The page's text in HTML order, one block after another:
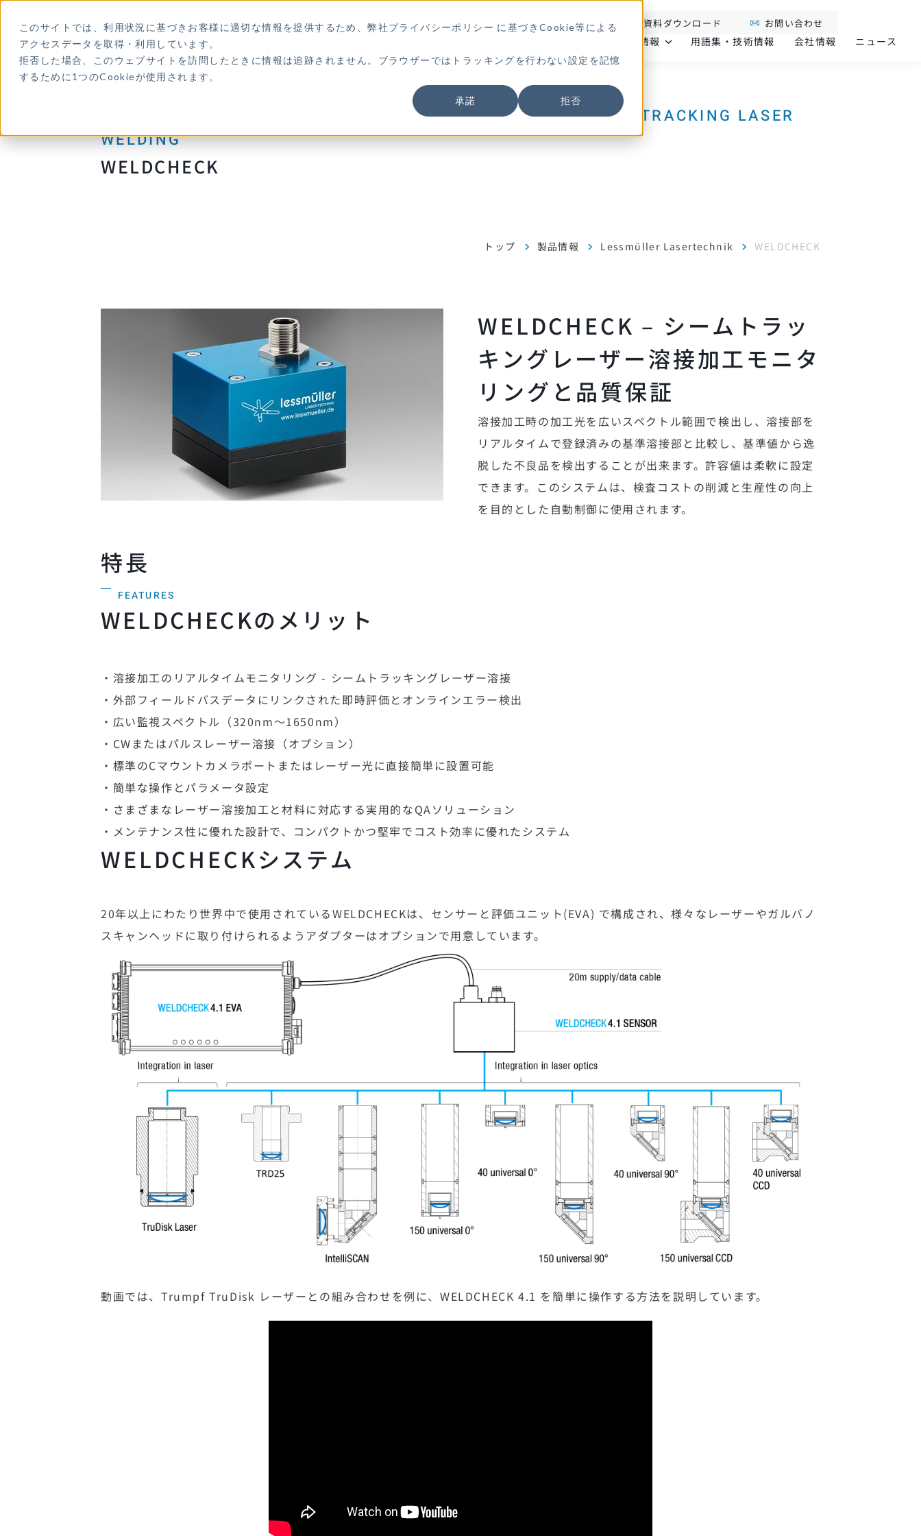
このサイトでは、利用状況に基づきお客様に適切な情報を提供するため、弊社プライバシーポリシー に基づきCookie等による
アクセスデータを取得・利用しています。
拒否した場合、このウェブサイトを訪問したときに情報は追跡されません。ブラウザーではトラッキングを行わない設定を記憶
するために1つのCookieが使用されます。
承諾 拒否
本
製品情報 用語集・技術情報 会社情報 ニュース
資料ダウンロード お問い合わせ
WELDCHECK
トップ 製品情報 Lessmüller Lasertechnik WELDCHECK
WELDCHECK – シームトラッ
キングレーザー溶接加工モニタ
リングと品質保証
溶接加工時の加工光を広いスペクトル範囲で検出し、溶接部を
リアルタイムで登録済みの基準溶接部と比較し、基準値から逸
脱した不良品を検出することが出来ます。許容値は柔軟に設定
できます。このシステムは、検査コストの削減と生産性の向上
を目的とした自動制御に使用されます。
特長
FEATURES
WELDCHECKのメリット
・溶接加工のリアルタイムモニタリング - シームトラッキングレーザー溶接
・外部フィールドバスデータにリンクされた即時評価とオンラインエラー検出
・広い監視スペクトル（320nm～1650nm）
・CWまたはパルスレーザー溶接（オプション）
・標準のCマウントカメラポートまたはレーザー光に直接簡単に設置可能
・簡単な操作とパラメータ設定
・さまざまなレーザー溶接加工と材料に対応する実用的なQAソリューション
・メンテナンス性に優れた設計で、コンパクトかつ堅牢でコスト効率に優れたシステム
WELDCHECKシステム
20年以上にわたり世界中で使用されているWELDCHECKは、センサーと評価ユニット(EVA) で構成され、様々なレーザーやガルバノ
スキャンヘッドに取り付けられるようアダプターはオプションで用意しています。
動画では、Trumpf TruDisk レーザーとの組み合わせを例に、WELDCHECK 4.1 を簡単に操作する方法を説明しています。